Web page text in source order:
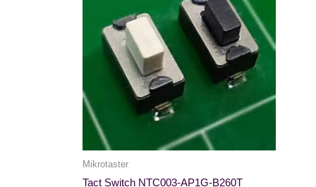
Mikrotaster
Tact Switch NTC003-AP1G-B260T